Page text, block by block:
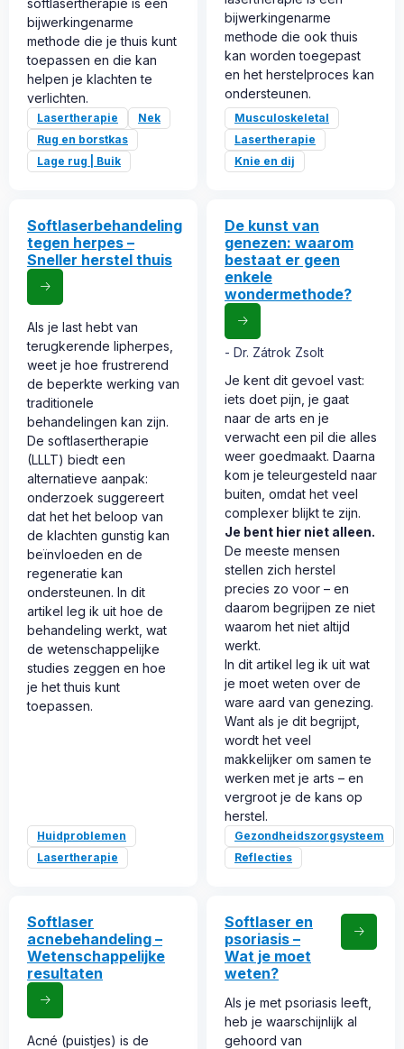
softlasertherapie is een
bijwerkingenarme
methode die je thuis kunt
toepassen en die kan
helpen je klachten te
verlichten.
Lasertherapie
Nek
Rug en borstkas
Lage rug | Buik
bijwerkingenarme
methode die ook thuis
kan worden toegepast
en het herstelproces kan
ondersteunen.
Musculoskeletal
Lasertherapie
Knie en dij
Softlaserbehandeling
tegen herpes –
Sneller herstel thuis
Als je last hebt van
terugkerende lipherpes,
weet je hoe frustrerend
de beperkte werking van
traditionele
behandelingen kan zijn.
De softlasertherapie
(LLLT) biedt een
alternatieve aanpak:
onderzoek suggereert
dat het het beloop van
de klachten gunstig kan
beïnvloeden en de
regeneratie kan
ondersteunen. In dit
artikel leg ik uit hoe de
behandeling werkt, wat
de wetenschappelijke
studies zeggen en hoe
je het thuis kunt
toepassen.
Huidproblemen
Lasertherapie
De kunst van
genezen: waarom
bestaat er geen
enkele
wondermethode?
Dr. Zátrok Zsolt
Je kent dit gevoel vast:
iets doet pijn, je gaat
naar de arts en je
verwacht een pil die alles
weer goedmaakt. Daarna
kom je teleurgesteld naar
buiten, omdat het veel
complexer blijkt te zijn.
Je bent hier niet alleen.
De meeste mensen
stellen zich herstel
precies zo voor – en
daarom begrijpen ze niet
waarom het niet altijd
werkt.
In dit artikel leg ik uit wat
je moet weten over de
ware aard van genezing.
Want als je dit begrijpt,
wordt het veel
makkelijker om samen te
werken met je arts – en
vergroot je de kans op
herstel.
Gezondheidszorgsysteem
Reflecties
Softlaser
acnebehandeling –
Wetenschappelijke
resultaten
Acné (puistjes) is de
Softlaser en
psoriasis –
Wat je moet
weten?
Als je met psoriasis leeft,
heb je waarschijnlijk al
gehoord van